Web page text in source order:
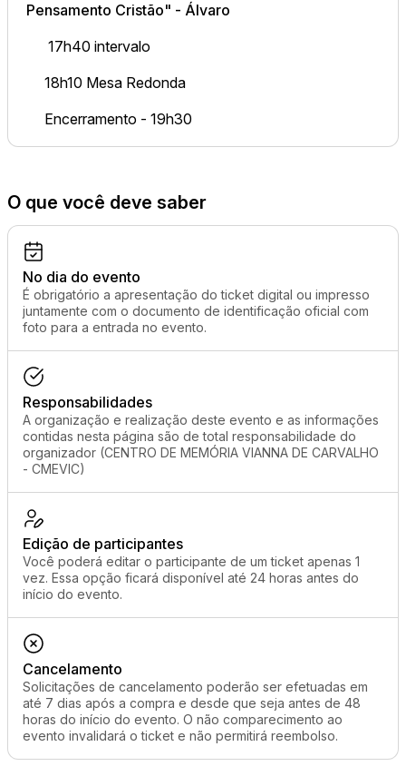
Pensamento Cristão" - Álvaro
17h40 intervalo
18h10 Mesa Redonda
Encerramento - 19h30
O que você deve saber
No dia do evento
É obrigatório a apresentação do ticket digital ou impresso
juntamente com o documento de identificação oficial com
foto para a entrada no evento.
Responsabilidades
A organização e realização deste evento e as informações
contidas nesta página são de total responsabilidade do
organizador (CENTRO DE MEMÓRIA VIANNA DE CARVALHO
- CMEVIC)
Edição de participantes
Você poderá editar o participante de um ticket apenas 1
vez. Essa opção ficará disponível até 24 horas antes do
início do evento.
Cancelamento
Solicitações de cancelamento poderão ser efetuadas em
até 7 dias após a compra e desde que seja antes de 48
horas do início do evento. O não comparecimento ao
evento invalidará o ticket e não permitirá reembolso.